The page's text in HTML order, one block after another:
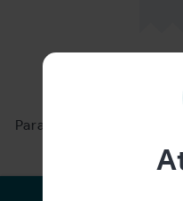
Para ver mais, acesse a